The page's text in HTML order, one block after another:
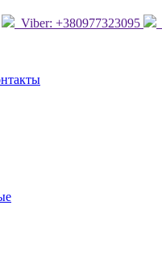
Viber: +380977323095